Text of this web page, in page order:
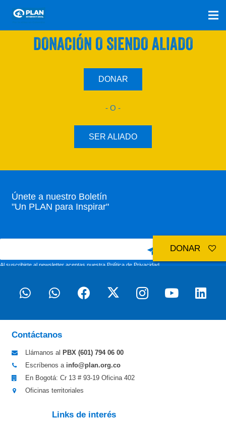
SÚMATE A NUESTRO PLAN CON UNA
DONACIÓN O SIENDO ALIADO
DONAR
- O -
SER ALIADO
Únete a nuestro Boletín
"Un PLAN para Inspirar"
Al suscribirte al newsletter aceptas nuestraPolítica de Privacidad
Contáctanos
Llámanos al PBX (601) 794 06 00
Escríbenos a info@plan.org.co
En Bogotá: Cr 13 # 93-19 Oficina 402
Oficinas territoriales
Links de interés
DONAR